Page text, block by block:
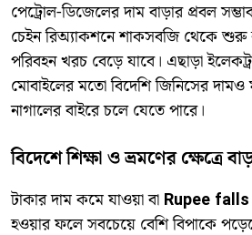
পেট্রোল-ডিজেলের দাম বাড়ার প্রবল
চেইন রিঅ্যাকশনে শাকসবজি থেকে শুরু
পরিবহন খরচ বেড়ে যাবে। এছাড়া
মোবাইলের মতো বিদেশি জিনিসের দামও
নাগালের বাইরে চলে যেতে পারে।
বিদেশে শিক্ষা ও ভ্রমণের ক্ষেত্রে
টাকার দাম কমে যাওয়া বা Rupee
হওয়ার ফলে সবচেয়ে বেশি বিপাকে